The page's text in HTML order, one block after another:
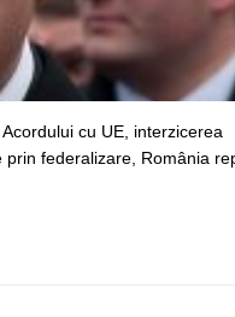
cu UE, interzicerea
federalizare, România